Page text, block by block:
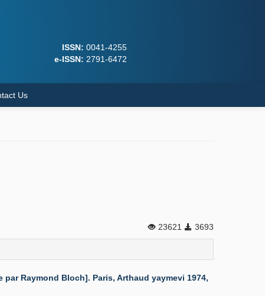
ISSN: 0041-4255
e-ISSN: 2791-6472
Us
23621 3693
Raymond Bloch]. Paris, Arthaud yaymevi 1974,